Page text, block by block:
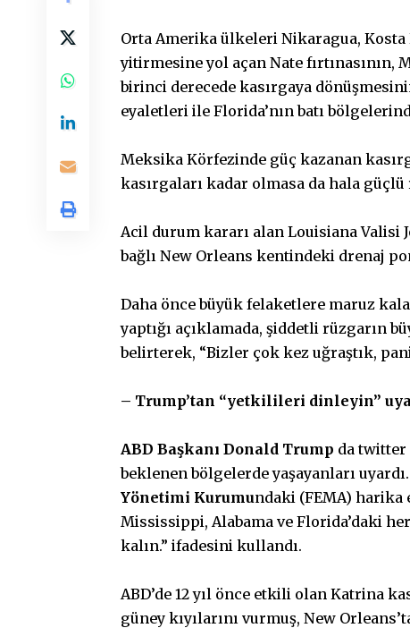
Orta Amerika ülkeleri Nikaragua, Kosta
yitirmesine yol açan Nate
birinci derecede kasırgaya
eyaletleri ile Florida’nın batı
Meksika Körfezinde güç kazanan
kasırgaları kadar olmasa da hala
Acil durum kararı alan Louisiana Valisi
bağlı New Orleans kentindeki drenaj
Daha önce büyük felaketlere maruz
yaptığı açıklamada, şiddetli rüzgarın
belirterek, “Bizler çok kez uğraştık,
– Trump’tan “yetkilileri dinleyin”
ABD Başkanı Donald Trump da twitter
beklenen bölgelerde yaşayanları
Yönetimi Kurumundaki (FEMA) harika
Mississippi, Alabama ve Florida’daki
kalın.” ifadesini kullandı.
ABD’de 12 yıl önce etkili olan Katrina
güney kıyılarını vurmuş, New